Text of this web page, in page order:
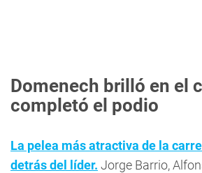
Domenech brilló en el
completó el podio
La pelea más atractiva de la
detrás del líder. Jorge Barrio,